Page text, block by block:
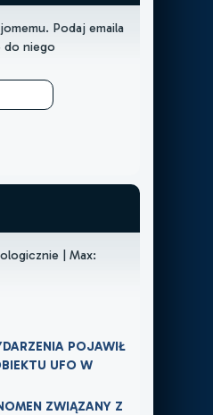
Podaj emaila
do niego
| Max:
POJAWIŁ
UFO W
ZWIĄZANY Z